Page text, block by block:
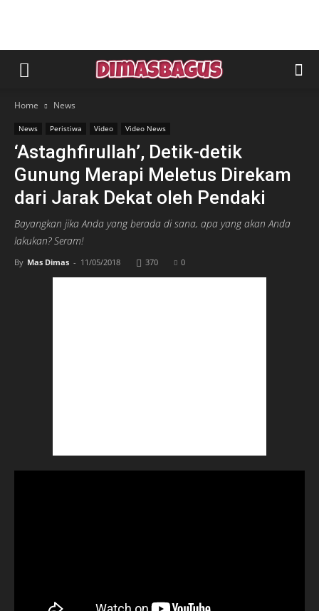
Home News
News Peristiwa Video Video News
‘Astaghfirullah’, Detik-detik
Gunung Merapi Meletus Direkam
dari Jarak Dekat oleh Pendaki
Bayangkan jika Anda yang berada di sana, apa yang akan Anda
lakukan? Seram!
By Mas Dimas - 11/05/2018 370 0